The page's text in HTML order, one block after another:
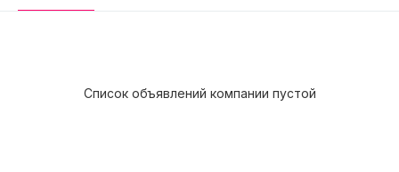
Список объявлений компании пустой